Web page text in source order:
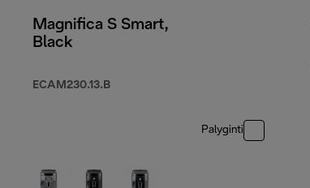
Magnifica S Smart,
Black
ECAM230.13.B
Palyginti